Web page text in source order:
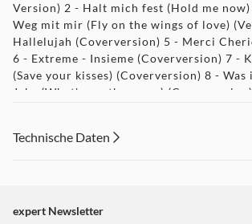
Version) 2 - Halt mich fest (Hold me now)
Weg mit mir (Fly on the wings of love)
Hallelujah (Coverversion) 5 - Merci
6 - Extreme - Insieme (Coverversion) 7 -
(Save your kisses) (Coverversion) 8 - Was
Jahr (What's another year) (Coverversion)
(Coverversion) 12 - Euphoria
- Alle Menschen sind besonders 3 - Sag
Technische Daten
expert Newsletter